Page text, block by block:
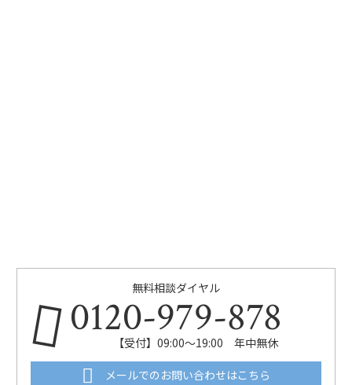
無料相談ダイヤル
0120-979-878
【受付】09:00～19:00 年中無休
メールでのお問い合わせはこちら